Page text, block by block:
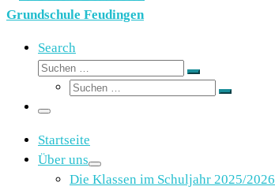
Grundschule Feudingen
Search
Suche
Suchen …
Suche
Suchen …
Menü
Startseite
Über uns
Die Klassen im Schuljahr 2025/2026